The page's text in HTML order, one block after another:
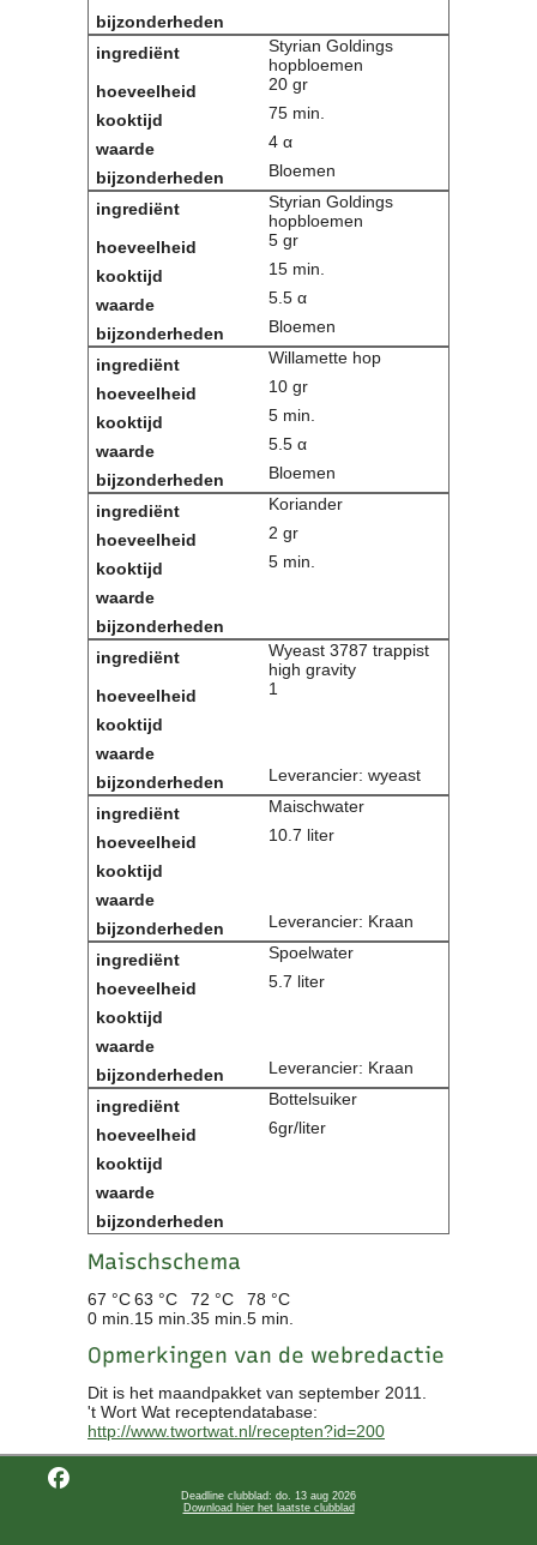
Styrian Goldings
hopbloemen
20 gr
75 min.
4 α
Bloemen
Styrian Goldings
hopbloemen
5 gr
15 min.
5.5 α
Bloemen
Willamette hop
10 gr
5 min.
5.5 α
Bloemen
Koriander
2 gr
5 min.
Wyeast 3787 trappist
high gravity
1
Leverancier: wyeast
Maischwater
10.7 liter
Leverancier: Kraan
Spoelwater
5.7 liter
Leverancier: Kraan
Bottelsuiker
6gr/liter
Maischschema
67 °C63 °C 72 °C
78 °C
0 min. 15 min. 35 min. 5 min.
Opmerkingen van de webredactie
Dit is het maandpakket van september 2011.
't Wort Wat receptendatabase:
http://www.twortwat.nl/recepten?id=200
Locatie
Lid worden
Media
Artikelen
Foto's
Links
Nieuwsflitsen
Video
Sponsoren
Inloggen
Deadline clubblad: do. 13 aug 2026
Download hier het laatste clubblad